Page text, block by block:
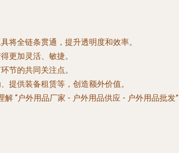
将全链条贯通，提升透明度和效率。
更加灵活、敏捷。
节的共同关注点。
提供装备租赁等，创造额外价值。
解 “户外用品厂家 - 户外用品供应 - 户外用品批发”